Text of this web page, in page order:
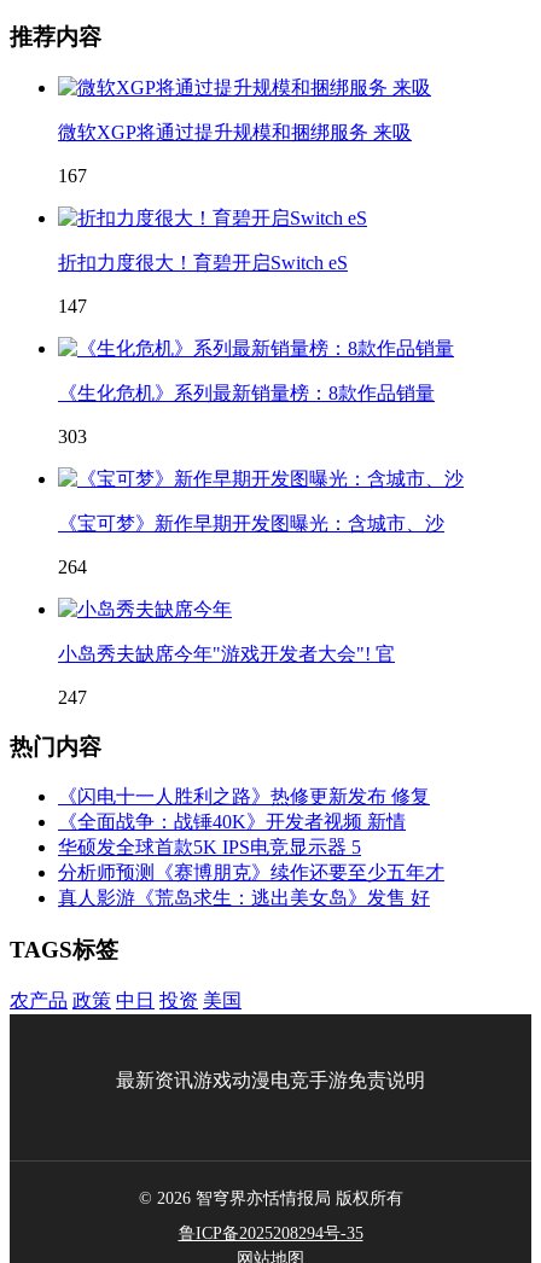
推荐内容
微软XGP将通过提升规模和捆绑服务 来吸
167
折扣力度很大！育碧开启Switch eS
147
《生化危机》系列最新销量榜：8款作品销量
303
《宝可梦》新作早期开发图曝光：含城市、沙
264
小岛秀夫缺席今年"游戏开发者大会"! 官
247
热门内容
《闪电十一人胜利之路》热修更新发布 修复
《全面战争：战锤40K》开发者视频 新情
华硕发全球首款5K IPS电竞显示器 5
分析师预测《赛博朋克》续作还要至少五年才
真人影游《荒岛求生：逃出美女岛》发售 好
TAGS标签
农产品 政策 中日 投资 美国
最新资讯游戏动漫电竞手游免责说明
© 2026 智穹界亦恬情报局 版权所有
鲁ICP备2025208294号-35
网站地图